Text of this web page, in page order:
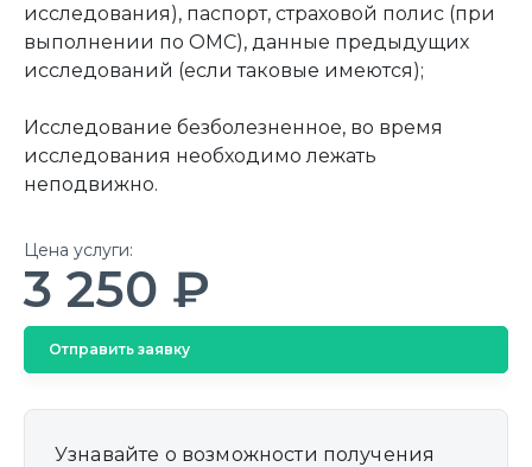
исследования), паспорт, страховой полис (при
выполнении по ОМС), данные предыдущих
исследований (если таковые имеются);
Исследование безболезненное, во время
исследования необходимо лежать
неподвижно.
Цена услуги:
3 250 ₽
Отправить заявку
Узнавайте о возможности получения